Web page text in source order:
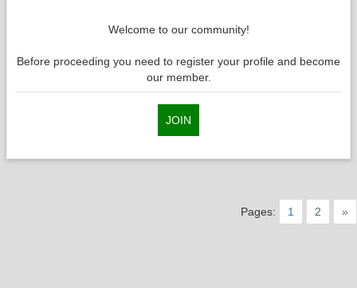
Welcome to our community!
Before proceeding you need to register your profile and become
our member.
JOIN
Pages: 1 2 »